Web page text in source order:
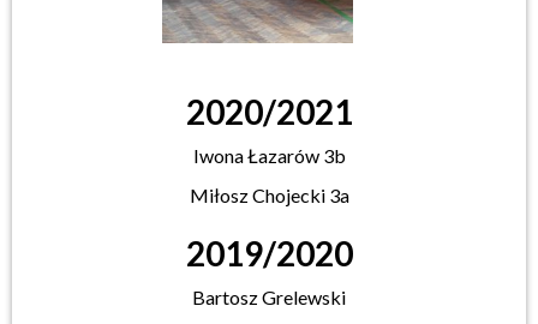
2020/2021
Iwona Łazarów 3b
Miłosz Chojecki 3a
2019/2020
Bartosz Grelewski